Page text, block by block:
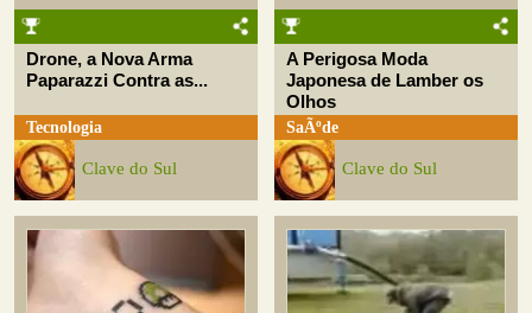
Drone, a Nova Arma
Paparazzi Contra as...
Tecnologia
Clave do Sul
A Perigosa Moda
Japonesa de Lamber os
Olhos
SaÃºde
Clave do Sul